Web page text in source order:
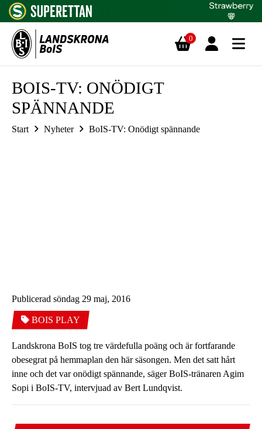
0
BOIS-TV: ONÖDIGT
SPÄNNANDE
Start Nyheter BoIS-TV: Onödigt spännande
Publicerad söndag 29 maj, 2016
BOIS PLAY
Landskrona BoIS tog tre värdefulla poäng och är fortfarande
obesegrat på hemmaplan den här säsongen. Men det satt hårt
inne och det var onödigt spännande, säger BoIS-tränaren Agim
Sopi i BoIS-TV, intervjuad av Bert Lundqvist.